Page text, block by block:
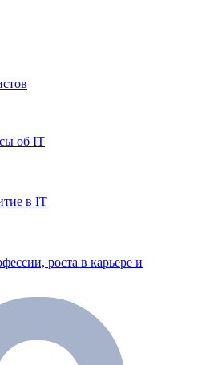
об IT
в IT
роста в карьере и